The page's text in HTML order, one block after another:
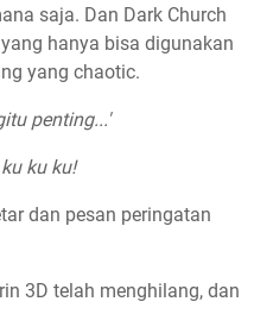
saja. Dan Dark Church
hanya bisa digunakan
yang chaotic.
penting...'
ku ku!
dan pesan peringatan
3D telah menghilang, dan